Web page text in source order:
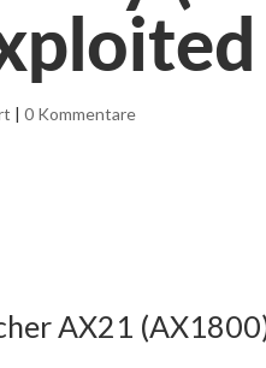
|0 Kommentare
AX21